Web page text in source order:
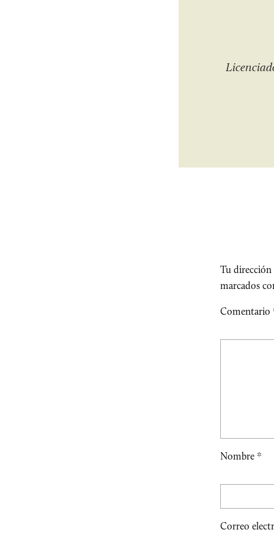
Tu dirección
marcados
Comentario
Nombre *
Correo